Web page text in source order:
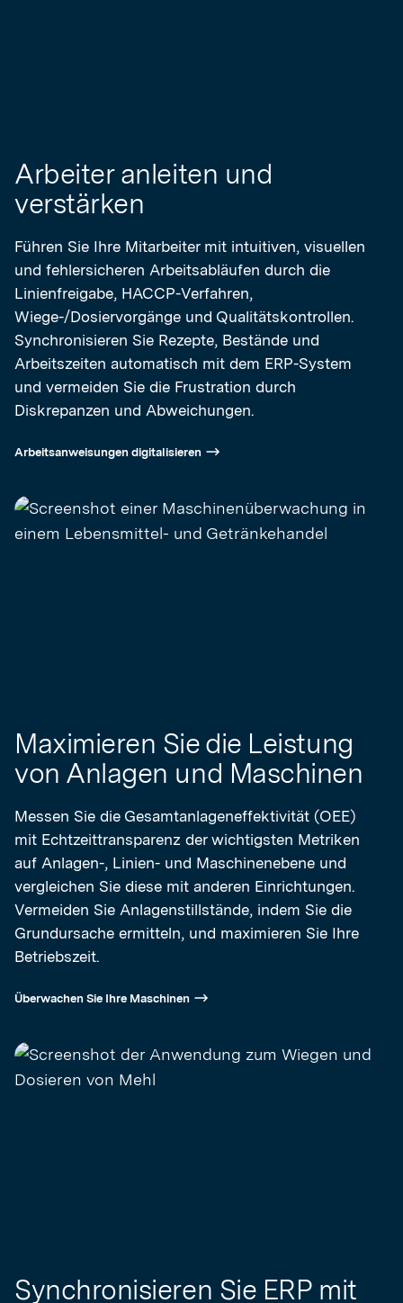
Arbeiter anleiten und
verstärken
Führen Sie Ihre Mitarbeiter mit intuitiven, visuellen
und fehlersicheren Arbeitsabläufen durch die
Linienfreigabe, HACCP-Verfahren,
Wiege-/Dosiervorgänge und Qualitätskontrollen.
Synchronisieren Sie Rezepte, Bestände und
Arbeitszeiten automatisch mit dem ERP-System
und vermeiden Sie die Frustration durch
Diskrepanzen und Abweichungen.
Arbeitsanweisungen digitalisieren
Maximieren Sie die Leistung
von Anlagen und Maschinen
Messen Sie die Gesamtanlageneffektivität (OEE)
mit Echtzeittransparenz der wichtigsten Metriken
auf Anlagen-, Linien- und Maschinenebene und
vergleichen Sie diese mit anderen Einrichtungen.
Vermeiden Sie Anlagenstillstände, indem Sie die
Grundursache ermitteln, und maximieren Sie Ihre
Betriebszeit.
Überwachen Sie Ihre Maschinen
Synchronisieren Sie ERP mit